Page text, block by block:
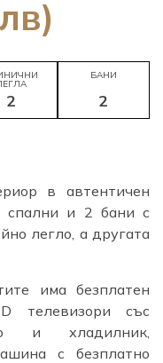
2
БАНИ
2
в автентичен
спални и 2 бани с
легло, а другата
има безплатен
телевизори със
и хладилник,
с безплатно